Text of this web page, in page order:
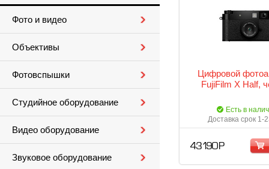
Фото и видео
Объективы
Фотовспышки
Студийное оборудование
Видео оборудование
Звуковое оборудование
Цифровой
FujiFilm X Half,
Есть в
Доставка срок 1-
43 190 Р